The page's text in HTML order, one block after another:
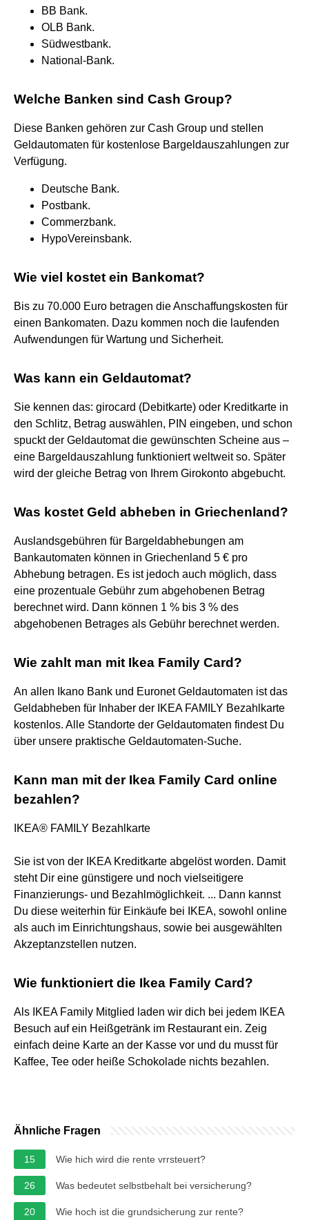
BB Bank.
OLB Bank.
Südwestbank.
National-Bank.
Welche Banken sind Cash Group?
Diese Banken gehören zur Cash Group und stellen
Geldautomaten für kostenlose Bargeldauszahlungen zur
Verfügung.
Deutsche Bank.
Postbank.
Commerzbank.
HypoVereinsbank.
Wie viel kostet ein Bankomat?
Bis zu 70.000 Euro betragen die Anschaffungskosten für
einen Bankomaten. Dazu kommen noch die laufenden
Aufwendungen für Wartung und Sicherheit.
Was kann ein Geldautomat?
Sie kennen das: girocard (Debitkarte) oder Kreditkarte in
den Schlitz, Betrag auswählen, PIN eingeben, und schon
spuckt der Geldautomat die gewünschten Scheine aus –
eine Bargeldauszahlung funktioniert weltweit so. Später
wird der gleiche Betrag von Ihrem Girokonto abgebucht.
Was kostet Geld abheben in Griechenland?
Auslandsgebühren für Bargeldabhebungen am
Bankautomaten können in Griechenland 5 € pro
Abhebung betragen. Es ist jedoch auch möglich, dass
eine prozentuale Gebühr zum abgehobenen Betrag
berechnet wird. Dann können 1 % bis 3 % des
abgehobenen Betrages als Gebühr berechnet werden.
Wie zahlt man mit Ikea Family Card?
An allen Ikano Bank und Euronet Geldautomaten ist das
Geldabheben für Inhaber der IKEA FAMILY Bezahlkarte
kostenlos. Alle Standorte der Geldautomaten findest Du
über unsere praktische Geldautomaten-Suche.
Kann man mit der Ikea Family Card online
bezahlen?
IKEA® FAMILY Bezahlkarte
Sie ist von der IKEA Kreditkarte abgelöst worden. Damit
steht Dir eine günstigere und noch vielseitigere
Finanzierungs- und Bezahlmöglichkeit. ... Dann kannst
Du diese weiterhin für Einkäufe bei IKEA, sowohl online
als auch im Einrichtungshaus, sowie bei ausgewählten
Akzeptanzstellen nutzen.
Wie funktioniert die Ikea Family Card?
Als IKEA Family Mitglied laden wir dich bei jedem IKEA
Besuch auf ein Heißgetränk im Restaurant ein. Zeig
einfach deine Karte an der Kasse vor und du musst für
Kaffee, Tee oder heiße Schokolade nichts bezahlen.
Ähnliche Fragen
15 Wie hich wird die rente vrrsteuert?
26 Was bedeutet selbstbehalt bei versicherung?
20 Wie hoch ist die grundsicherung zur rente?